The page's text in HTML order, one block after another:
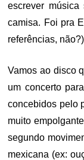
escrever música
camisa. Foi pra
referências,
Vamos ao disco
um concerto
concebidos pelo
muito
segundo
mexicana (ex: